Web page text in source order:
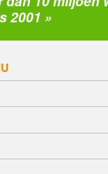
2001 »